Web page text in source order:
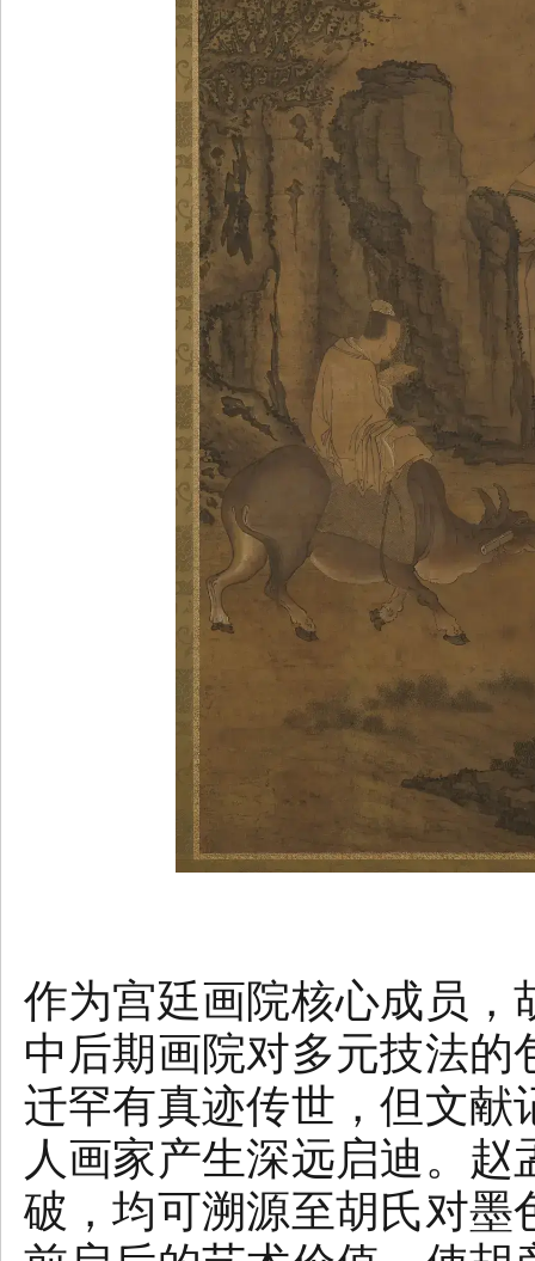
作为宫廷画院核心成员，
中后期画院对多元技法
迁罕有真迹传世，但文献
人画家产生深远启迪。
破，均可溯源至胡氏对墨